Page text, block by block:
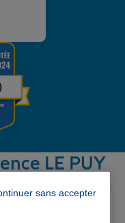
LE PUY
sans accepter